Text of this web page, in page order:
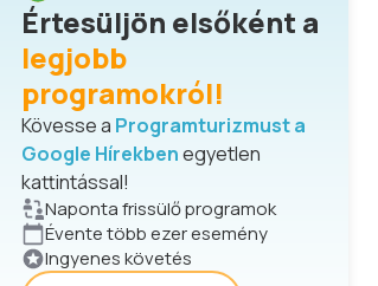
Értesüljön elsőként a
legjobb
programokról!
Kövesse a Programturizmust a
Google Hírekbenegyetlen
kattintással!
Naponta frissülő programok
Évente több ezer esemény
Ingyenes követés